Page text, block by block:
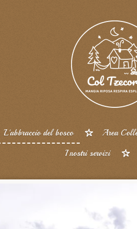
L'abbraccio del bosco Area
I nostri servizi